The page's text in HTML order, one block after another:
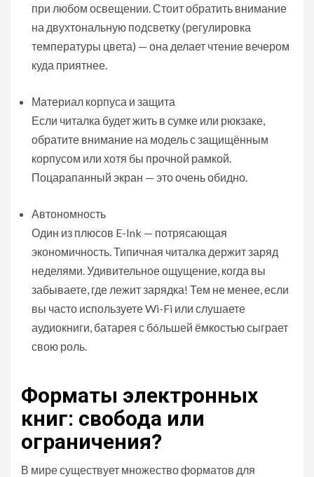
при любом освещении. Стоит обратить внимание
на двухтональную подсветку (регулировка
температуры цвета) — она делает чтение вечером
куда приятнее.
Материал корпуса и защита
Если читалка будет жить в сумке или рюкзаке,
обратите внимание на модель с защищённым
корпусом или хотя бы прочной рамкой.
Поцарапанный экран — это очень обидно.
Автономность
Один из плюсов E-Ink — потрясающая
экономичность. Типичная читалка держит заряд
неделями. Удивительное ощущение, когда вы
забываете, где лежит зарядка! Тем не менее, если
вы часто используете Wi-Fi или слушаете
аудиокниги, батарея с бóльшей ёмкостью сыграет
свою роль.
Форматы электронных
книг: свобода или
ограничения?
В мире существует множество форматов для